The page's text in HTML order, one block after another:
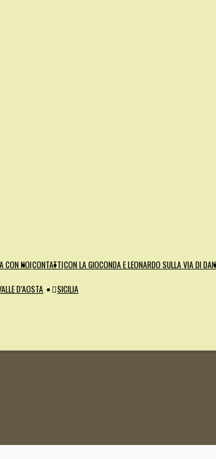
CON NOICONTATTICON LA GIOCONDA E LEONARDO SULLA VIA DI
D’AOSTA SICILIA